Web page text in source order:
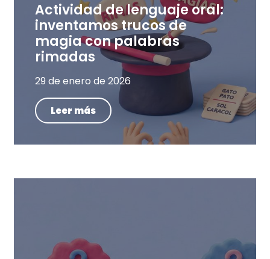
Actividad de lenguaje oral:
inventamos trucos de
magia con palabras
rimadas
29 de enero de 2026
Leer más